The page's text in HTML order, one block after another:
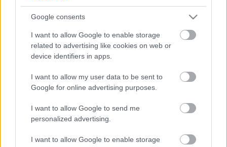
Google consents
I want to allow Google to enable storage
related to advertising like cookies on web or
device identifiers in apps.
I want to allow my user data to be sent to
Google for online advertising purposes.
I want to allow Google to send me
personalized advertising.
I want to allow Google to enable storage
Walter Opaka - mecze rozegrane na wyjeździe
zwycięstwo porażka
PIŁKARZ BRAMKI